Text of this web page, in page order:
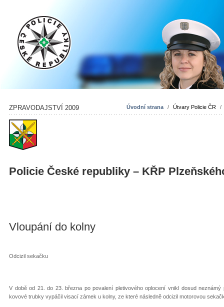
Úvodní strana / Útvary Policie ČR /
ZPRAVODAJSTVÍ 2009
Policie České republiky – KŘP
Vloupání do kolny
Odcizil sekačku
V době od 21. do 23. března po povalení pletivového oplocení vnikl dosud
kovové trubky vypáčil visací zámek u kolny, ze které následně odcizil motorovou